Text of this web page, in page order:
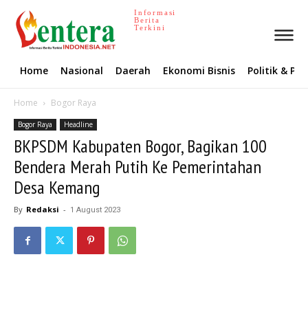
Informasi
Berita
Terkini
Home Nasional Daerah Ekonomi Bisnis Politik &
Home Bogor Raya
Bogor Raya Headline
BKPSDM Kabupaten Bogor, Bagikan 100
Bendera Merah Putih Ke Pemerintahan
Desa Kemang
By Redaksi - 1 August 2023